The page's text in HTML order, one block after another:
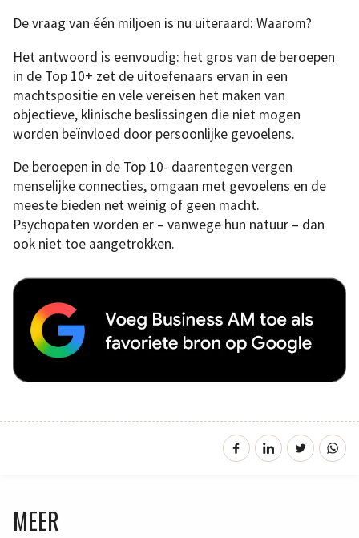
De vraag van één miljoen is nu uiteraard: Waarom?
Het antwoord is eenvoudig: het gros van de beroepen
in de Top 10+ zet de uitoefenaars ervan in een
machtspositie en vele vereisen het maken van
objectieve, klinische beslissingen die niet mogen
worden beïnvloed door persoonlijke gevoelens.
De beroepen in de Top 10- daarentegen vergen
menselijke connecties, omgaan met gevoelens en de
meeste bieden net weinig of geen macht.
Psychopaten worden er – vanwege hun natuur – dan
ook niet toe aangetrokken.
MEER